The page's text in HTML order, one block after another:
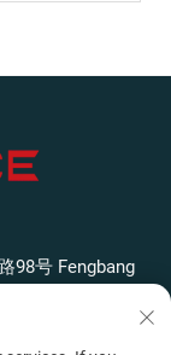
98号 Fengbang